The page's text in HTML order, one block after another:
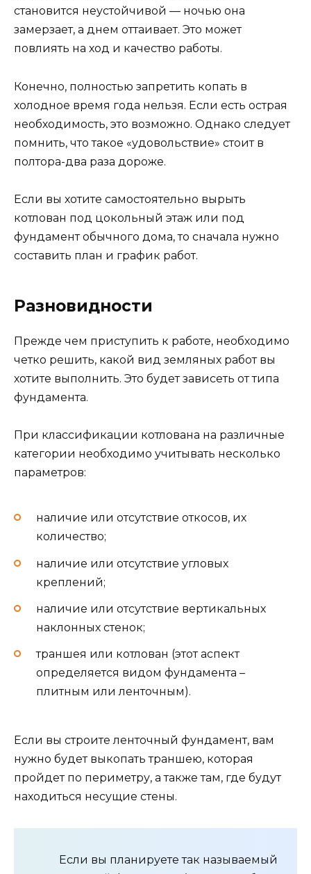
становится неустойчивой — ночью она
замерзает, а днем оттаивает. Это может
повлиять на ход и качество работы.
Конечно, полностью запретить копать в
холодное время года нельзя. Если есть острая
необходимость, это возможно. Однако следует
помнить, что такое «удовольствие» стоит в
полтора-два раза дороже.
Если вы хотите самостоятельно вырыть
котлован под цокольный этаж или под
фундамент обычного дома, то сначала нужно
составить план и график работ.
Разновидности
Прежде чем приступить к работе, необходимо
четко решить, какой вид земляных работ вы
хотите выполнить. Это будет зависеть от типа
фундамента.
При классификации котлована на различные
категории необходимо учитывать несколько
параметров:
наличие или отсутствие откосов, их
количество;
наличие или отсутствие угловых
креплений;
наличие или отсутствие вертикальных
наклонных стенок;
траншея или котлован (этот аспект
определяется видом фундамента –
плитным или ленточным).
Если вы строите ленточный фундамент, вам
нужно будет выкопать траншею, которая
пройдет по периметру, а также там, где будут
находиться несущие стены.
Если вы планируете так называемый